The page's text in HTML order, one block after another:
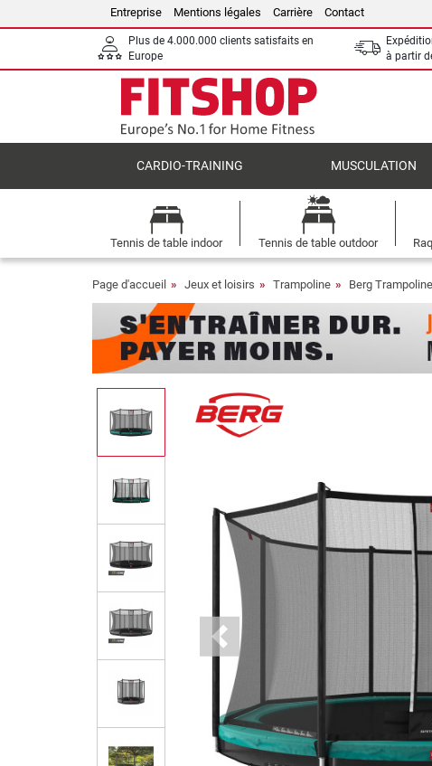
Entreprise Mentions légales Carrière Contact
Plus de 4.000.000 clients satisfaits en
Europe
à partir
CARDIO-TRAINING MUSCULATION
Tennis de table indoor Tennis de table outdoor
Page d'accueil Jeux et loisirs Trampoline Berg Trampoline
Previous